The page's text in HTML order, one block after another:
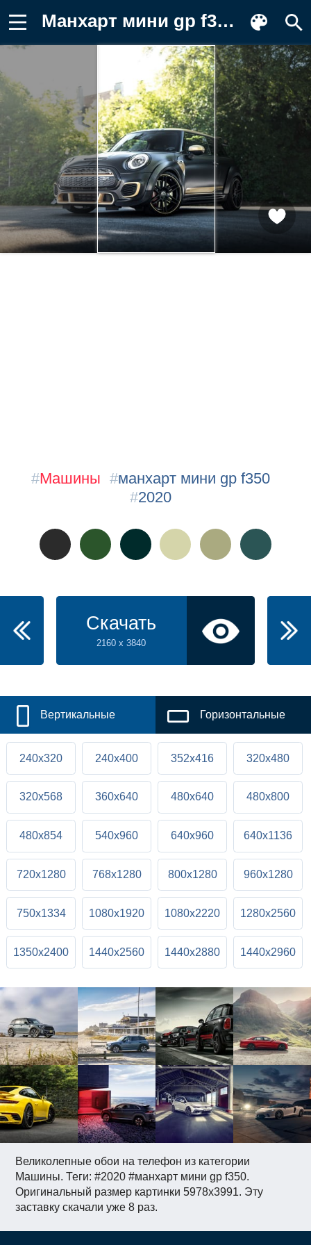
Манхарт мини gp f350, 2020, 5к Обои
Великолепные обои на телефон из категории
Машины. Теги: #2020 #манхарт мини gp f350.
Оригинальный размер картинки 5978x3991. Эту
заставку скачали уже 8 раз.
#Машины #манхарт мини gp f350
#2020
Скачать
2160 x 3840
Вертикальные Горизонтальные
240x320 240x400 352x416 320x480
320x568 360x640 480x640 480x800
480x854 540x960 640x960 640x1136
720x1280 768x1280 800x1280 960x1280
750x1334 1080x1920 1080x2220 1280x2560
1350x2400 1440x2560 1440x2880 1440x2960